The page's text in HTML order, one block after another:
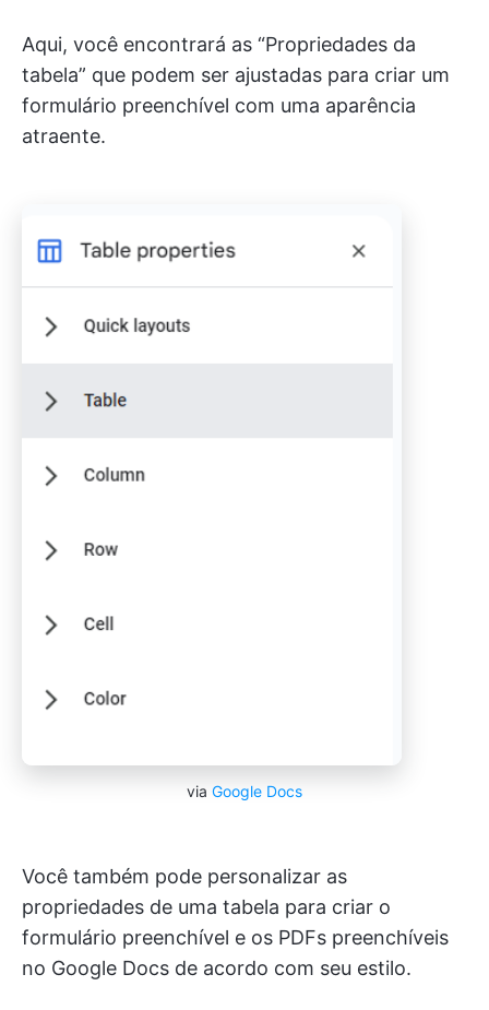
Aqui, você encontrará as “Propriedades da
tabela” que podem ser ajustadas para criar um
formulário preenchível com uma aparência
atraente.
via Google Docs
Você também pode personalizar as
propriedades de uma tabela para criar o
formulário preenchível e os PDFs preenchíveis
no Google Docs de acordo com seu estilo.